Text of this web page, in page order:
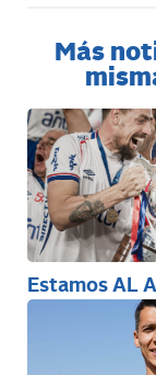
Más
Estamos AL